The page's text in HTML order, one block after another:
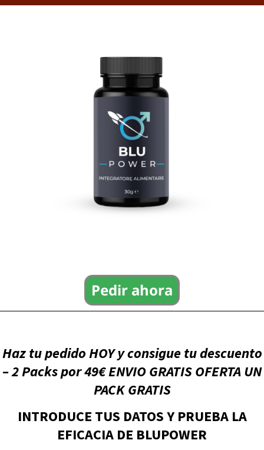
Pedir ahora
Haz tu pedido HOY y consigue tu descuento
– 2 Packs por 49€ ENVIO GRATIS OFERTA UN
PACK GRATIS
INTRODUCE TUS DATOS Y PRUEBA LA
EFICACIA DE BLUPOWER